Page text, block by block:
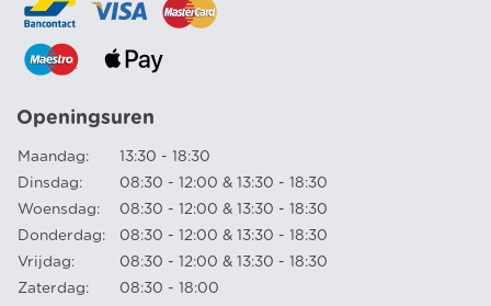
Openingsuren
Maandag:
13:30 - 18:30
Dinsdag:
08:30 - 12:00 & 13:30 - 18:30
Woensdag:
08:30 - 12:00 & 13:30 - 18:30
Donderdag:
08:30 - 12:00 & 13:30 - 18:30
Vrijdag:
08:30 - 12:00 & 13:30 - 18:30
Zaterdag:
08:30 - 18:00